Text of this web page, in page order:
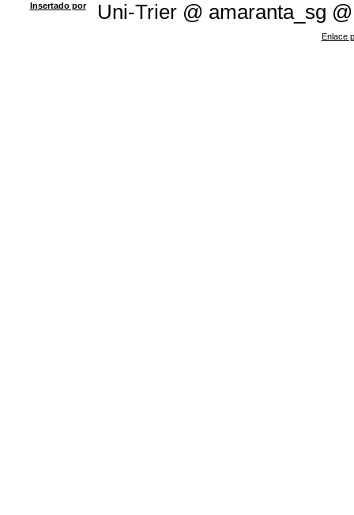
Insertado por
Uni-Trier @ amaranta_sg @
Enlace